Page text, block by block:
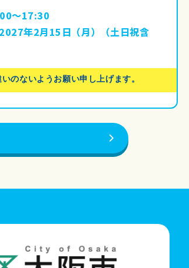
〜17:30
年2月15日（月）（土日祝含
のないようお願い申し上げます。